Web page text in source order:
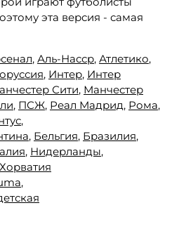
эта версия - самая
, Аль-Насср, Атлетико,
, Интер, Интер
Сити, Манчестер
, ПСЖ, Реал Мадрид, Рома,
,
, Бельгия, Бразилия,
, Нидерланды,
Хорватия
,